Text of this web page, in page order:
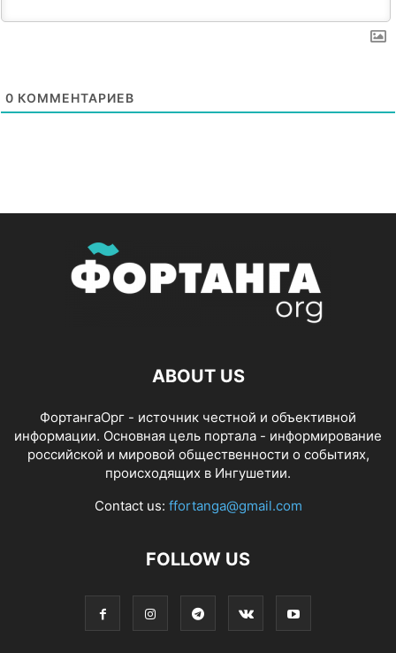
0 КОММЕНТАРИЕВ
ABOUT US
ФортангаОрг - источник честной и объективной
информации. Основная цель портала - информирование
российской и мировой общественности о событиях,
происходящих в Ингушетии.
Contact us: ffortanga@gmail.com
FOLLOW US